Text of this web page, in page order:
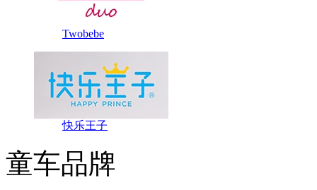
Twobebe
快乐王子
童车品牌